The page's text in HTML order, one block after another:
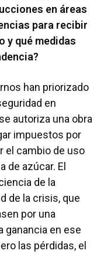
en áreas
para recibir
y qué medidas
han priorizado
en
autoriza una obra
impuestos por
el cambio de uso
de azúcar. El
de la
de la crisis, que
por una
ganancia en ese
las pérdidas, el